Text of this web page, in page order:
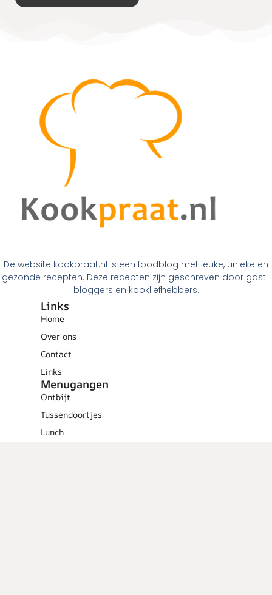
De website kookpraat.nl is een foodblog met leuke, unieke en
gezonde recepten. Deze recepten zijn geschreven door gast-
bloggers en kookliefhebbers.
Links
Home
Over ons
Contact
Links
Menugangen
Ontbijt
Tussendoortjes
Lunch